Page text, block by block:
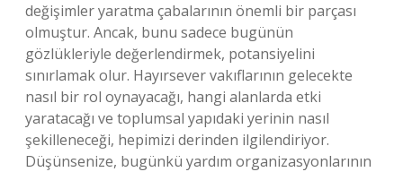
değişimler yaratma çabalarının önemli bir parçası
olmuştur. Ancak, bunu sadece bugünün
gözlükleriyle değerlendirmek, potansiyelini
sınırlamak olur. Hayırsever vakıflarının gelecekte
nasıl bir rol oynayacağı, hangi alanlarda etki
yaratacağı ve toplumsal yapıdaki yerinin nasıl
şekilleneceği, hepimizi derinden ilgilendiriyor.
Düşünsenize, bugünkü yardım organizasyonlarının